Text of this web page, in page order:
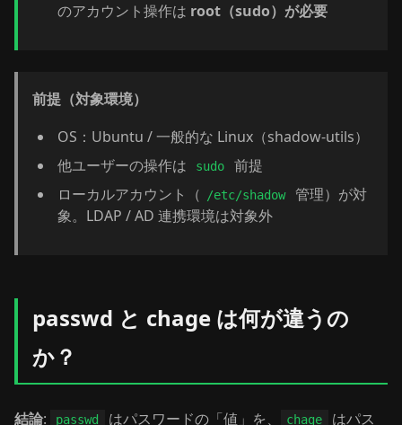
のアカウント操作は root（sudo）が必要
前提（対象環境）
OS：Ubuntu / 一般的な Linux（shadow-utils）
他ユーザーの操作は
sudo
前提
ローカルアカウント（
/etc/shadow
管理）が対
象。LDAP / AD 連携環境は対象外
passwd と chage は何が違うの
か？
結論: passwd はパスワードの「値」を、 chage
はパス